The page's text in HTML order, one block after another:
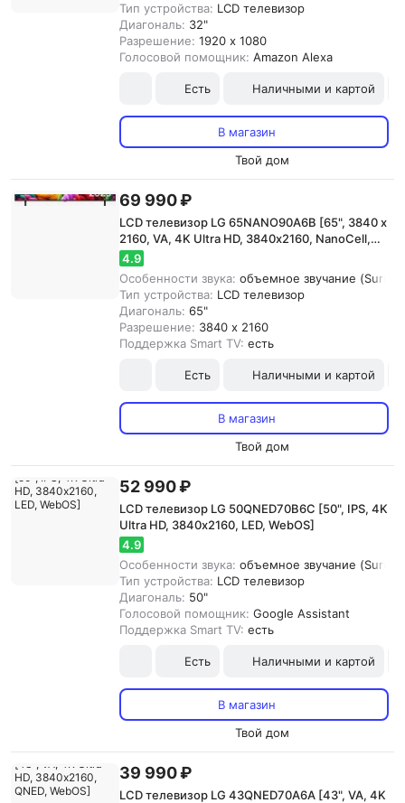
Тип устройства: LCD телевизор
Диагональ: 32"
Разрешение: 1920 x 1080
Голосовой помощник: Amazon Alexa
Есть Наличными и картой
В магазин
Твой дом
69 990 ₽
LCD телевизор LG 65NANO90A6B [65", 3840 x
2160, VA, 4K Ultra HD, 3840х2160, NanoCell,
WebOS]
4.9
Особенности звука: объемное звучание
Тип устройства: LCD телевизор
Диагональ: 65"
Разрешение: 3840 x 2160
Поддержка Smart TV: есть
Есть Наличными и картой
В магазин
Твой дом
52 990 ₽
LCD телевизор LG 50QNED70B6C [50", IPS, 4K
Ultra HD, 3840х2160, LED, WebOS]
4.9
Особенности звука: объемное звучание
Тип устройства: LCD телевизор
Диагональ: 50"
Голосовой помощник: Google Assistant
Поддержка Smart TV: есть
Есть Наличными и картой
В магазин
Твой дом
39 990 ₽
LCD телевизор LG 43QNED70A6A [43", VA, 4K